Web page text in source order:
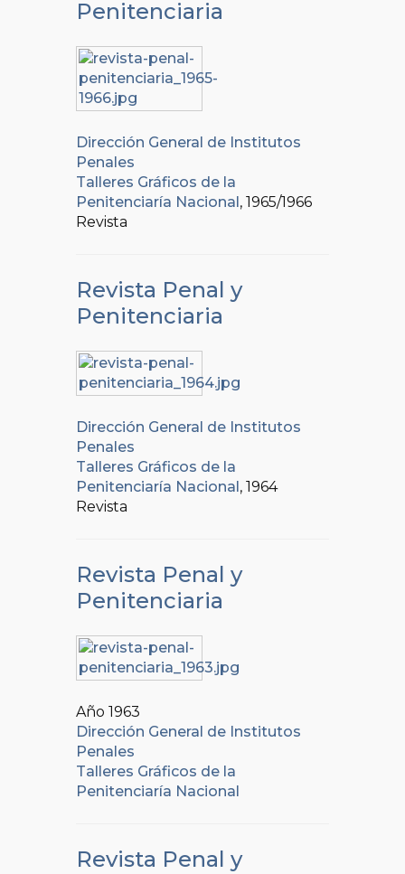
Penitenciaria
Dirección General de Institutos
Penales
Talleres Gráficos de la
Penitenciaría Nacional , 1965/1966
Revista
Revista Penal y
Penitenciaria
Dirección General de Institutos
Penales
Talleres Gráficos de la
Penitenciaría Nacional , 1964
Revista
Revista Penal y
Penitenciaria
Año 1963
Dirección General de Institutos
Penales
Talleres Gráficos de la
Penitenciaría Nacional
Revista Penal y